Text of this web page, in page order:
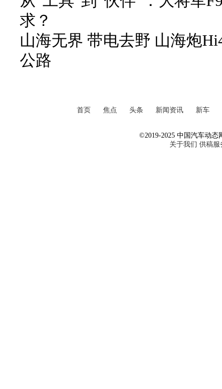
求？
山海无界 带电去野 山海炮
公路
首页 焦点 头条 新闻资讯 新车
©2019-2025 中国汽车动态
关于我们 供稿服